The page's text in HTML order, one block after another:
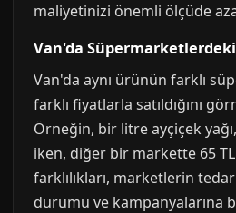
maliyetinizi önemli ölçüde
Van'da Süpermarketlerdeki
Van'da aynı ürünün farklı
farklı fiyatlarla satıldığını
Örneğin, bir litre ayçiçek
iken, diğer bir markette 65
farklılıkları, marketlerin
durumu ve kampanyalarına